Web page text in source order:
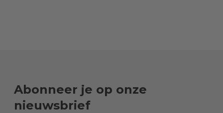
Abonneer je op onze
nieuwsbrief